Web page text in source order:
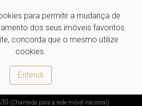
para permitir a mudança de
dos seus imóveis favoritos.
concorda que o mesmo utilize
cookies.
Entendi
(Chamada para a rede móvel nacional)